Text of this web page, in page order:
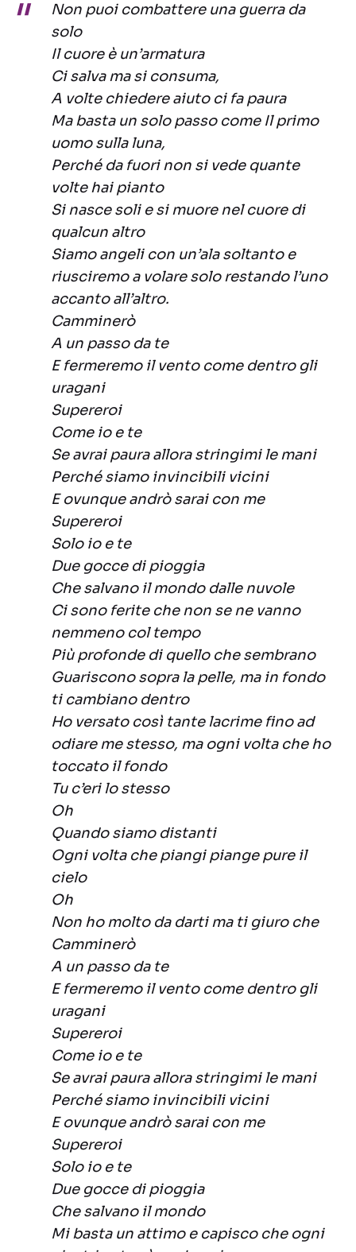
Non puoi combattere una guerra da
solo
Il cuore è un’armatura
Ci salva ma si consuma,
A volte chiedere aiuto ci fa paura
Ma basta un solo passo come Il primo
uomo sulla luna,
Perché da fuori non si vede quante
volte hai pianto
Si nasce soli e si muore nel cuore di
qualcun altro
Siamo angeli con un’ala soltanto e
riusciremo a volare solo restando l’uno
accanto all’altro.
Camminerò
A un passo da te
E fermeremo il vento come dentro gli
uragani
Supereroi
Come io e te
Se avrai paura allora stringimi le mani
Perché siamo invincibili vicini
E ovunque andrò sarai con me
Supereroi
Solo io e te
Due gocce di pioggia
Che salvano il mondo dalle nuvole
Ci sono ferite che non se ne vanno
nemmeno col tempo
Più profonde di quello che sembrano
Guariscono sopra la pelle, ma in fondo
ti cambiano dentro
Ho versato così tante lacrime fino ad
odiare me stesso, ma ogni volta che ho
toccato il fondo
Tu c’eri lo stesso
Oh
Quando siamo distanti
Ogni volta che piangi piange pure il
cielo
Oh
Non ho molto da darti ma ti giuro che
Camminerò
A un passo da te
E fermeremo il vento come dentro gli
uragani
Supereroi
Come io e te
Se avrai paura allora stringimi le mani
Perché siamo invincibili vicini
E ovunque andrò sarai con me
Supereroi
Solo io e te
Due gocce di pioggia
Che salvano il mondo
Mi basta un attimo e capisco che ogni